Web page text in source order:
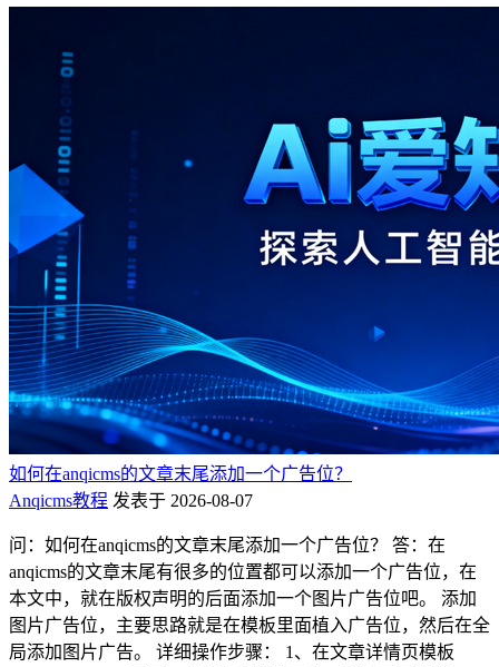
如何在anqicms的文章末尾添加一个广告位？
Anqicms教程 发表于 2026-08-07
问：如何在anqicms的文章末尾添加一个广告位？ 答：在
anqicms的文章末尾有很多的位置都可以添加一个广告位，在
本文中，就在版权声明的后面添加一个图片广告位吧。 添加
图片广告位，主要思路就是在模板里面植入广告位，然后在全
局添加图片广告。 详细操作步骤： 1、在文章详情页模板